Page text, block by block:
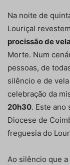
Na noite de
Louriçal
procissão de
Morte. Num
pessoas, de
silêncio e de
celebração da
20h30. Este ano
Diocese de
freguesia do
Ao silêncio que